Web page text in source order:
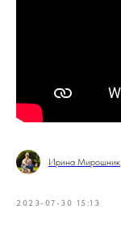
Ирина Мирошник
2023-07-30 15:13